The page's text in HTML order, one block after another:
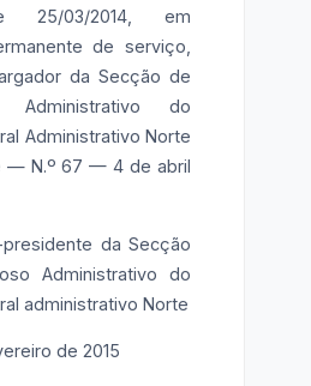
25/03/2014, em
de serviço,
da Secção de
Administrativo do
Administrativo Norte
— N.º 67 — 4 de abril
da Secção
Administrativo do
administrativo Norte
de 2015